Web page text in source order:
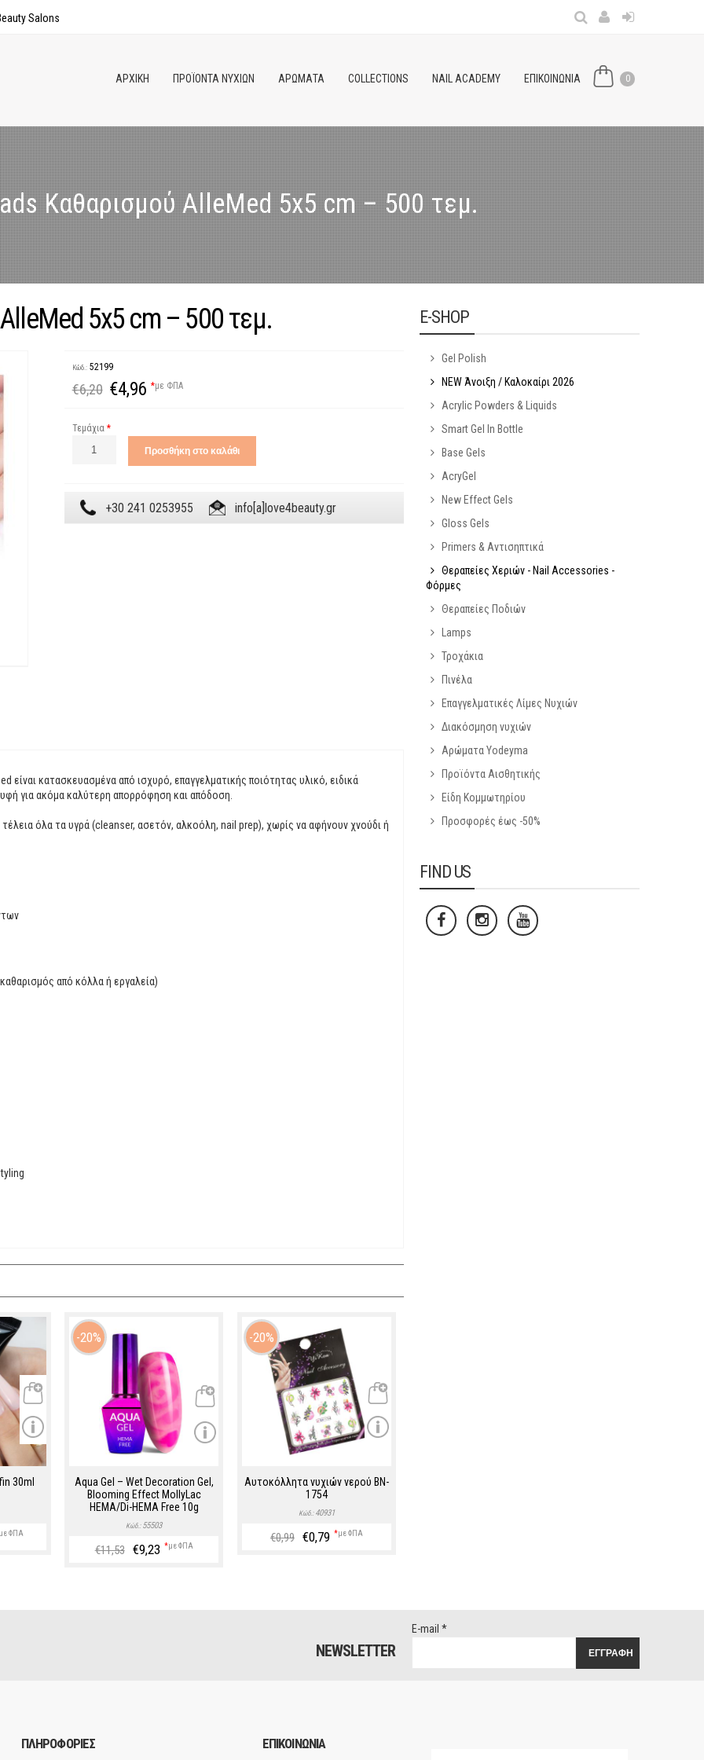
Salons
ΑΡΧΙΚΗ ΠΡΟΪΟΝΤΑ ΝΥΧΙΩΝ ΑΡΩΜΑΤΑ COLLECTIONS NAIL ACADEMY ΕΠΙΚΟΙΝΩΝΙΑ 0
Καθαρισμού AlleMed 5x5 cm – 500 τεμ.
5x5 cm – 500 τεμ.
Κώδ.: 52199
€6,20 €4,96 *με ΦΠΑ
Τεμάχια *
+30 241 0253955 info[a]love4beauty.gr
είναι κατασκευασμένα από ισχυρό, επαγγελματικής ποιότητας υλικό, ειδικά
για ακόμα καλύτερη απορρόφηση και απόδοση.
όλα τα υγρά (cleanser, ασετόν, αλκοόλη, nail prep), χωρίς να αφήνουν χνούδι ή
από κόλλα ή εργαλεία)
30ml
ΦΠΑ
20%
Aqua Gel – Wet Decoration Gel,
Blooming Effect MollyLac
HEMA/Di-HEMA Free 10g
Κώδ.: 55503
€11,53 €9,23 *με ΦΠΑ
20%
Αυτοκόλλητα νυχιών νερού BN-
1754
Κώδ.: 40931
€0,99 €0,79 *με ΦΠΑ
E-SHOP
Gel Polish
NEW Άνοιξη / Καλοκαίρι 2026
Acrylic Powders & Liquids
Smart Gel In Bottle
Base Gels
AcryGel
New Effect Gels
Gloss Gels
Primers & Αντισηπτικά
Θεραπείες Χεριών - Nail Accessories -
Φόρμες
Θεραπείες Ποδιών
Lamps
Τροχάκια
Πινέλα
Επαγγελματικές Λίμες Νυχιών
Διακόσμηση νυχιών
Αρώματα Yodeyma
Προϊόντα Αισθητικής
Είδη Κομμωτηρίου
Προσφορές έως -50%
FIND US
NEWSLETTER
E-mail *
ΠΛΗΡΟΦΟΡΙΕΣ ΕΠΙΚΟΙΝΩΝΙΑ